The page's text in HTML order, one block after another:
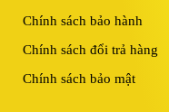
Chính sách bảo hành
Chính sách đổi trả hàng
Chính sách bảo mật